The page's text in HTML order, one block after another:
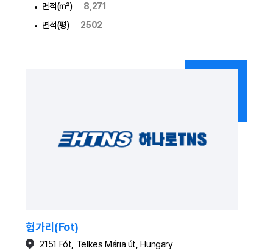
면적(㎡)
8,271
면적(평)
2502
헝가리(Fot)
2151 Fót, Telkes Mária út, Hungary